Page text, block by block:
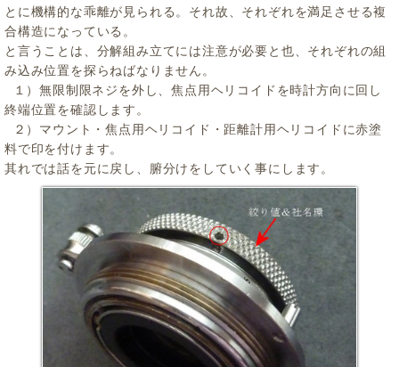
とに機構的な乖離が見られる。それ故、それぞれを満足させる複
合構造になっている。
と言うことは、分解組み立てには注意が必要と也、それぞれの組
み込み位置を探らねばなりません。
１）無限制限ネジを外し、焦点用ヘリコイドを時計方向に回し
終端位置を確認します。
２）マウント・焦点用ヘリコイド・距離計用ヘリコイドに赤塗
料で印を付けます。
其れでは話を元に戻し、腑分けをしていく事にします。